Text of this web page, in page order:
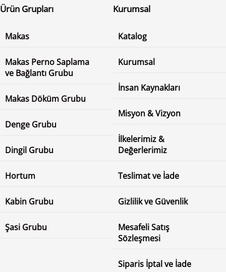
Ürün Grupları
Makas
Makas Perno Saplama
ve Bağlantı Grubu
Makas Döküm Grubu
Denge Grubu
Dingil Grubu
Hortum
Kabin Grubu
Şasi Grubu
Kurumsal
Katalog
Kurumsal
İnsan Kaynakları
Misyon & Vizyon
İlkelerimiz &
Değerlerimiz
Teslimat ve İade
Gizlilik ve Güvenlik
Mesafeli Satış
Sözleşmesi
Siparis İptal ve İade